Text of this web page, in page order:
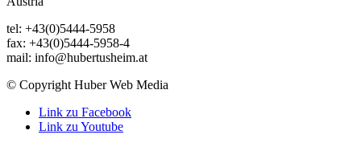
tel: +43(0)5444-5958
fax: +43(0)5444-5958-4
mail: info@hubertusheim.at
© Copyright Huber Web Media
Link zu Facebook
Link zu Youtube